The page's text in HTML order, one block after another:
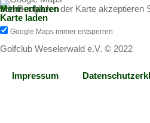
Mit dem Laden der Karte akzeptieren Sie die Datenschutzerklärung von Google.
Mehr erfahren
Karte laden
Google Maps immer entsperren
Golfclub Weselerwald e.V. © 2022
Impressum